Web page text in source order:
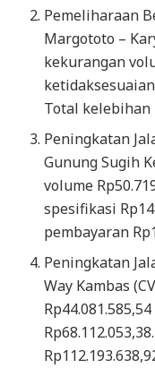
Pemeliharaan
Margototo –
kekurangan
Total kelebihan
Peningkatan
Gunung Sugih
volume
spesifikasi
pembayaran
Peningkatan
Way Kambas